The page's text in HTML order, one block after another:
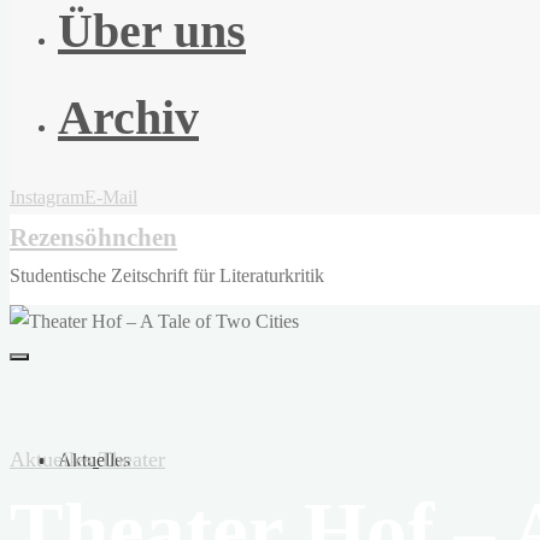
Über uns
Archiv
InstagramE-Mail
Rezensöhnchen
Studentische Zeitschrift für Literaturkritik
Aktuelles
Aktuelles Theater